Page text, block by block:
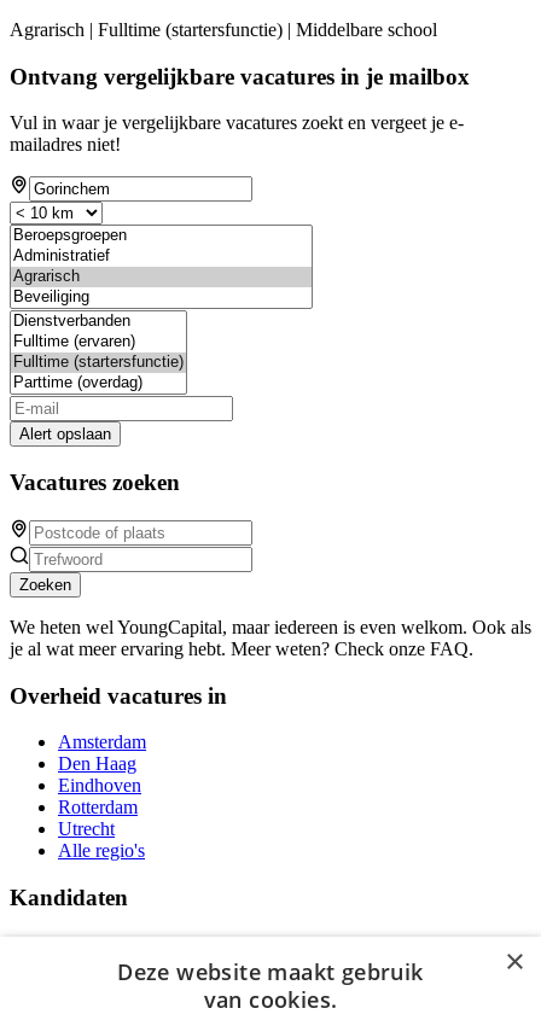
Agrarisch | Fulltime (startersfunctie) | Middelbare school
Ontvang vergelijkbare vacatures in je mailbox
Vul in waar je vergelijkbare vacatures zoekt en vergeet je e-
mailadres niet!
Alert opslaan
Vacatures zoeken
Zoeken
We heten wel YoungCapital, maar iedereen is even welkom. Ook als
je al wat meer ervaring hebt. Meer weten? Check onze FAQ.
Overheid vacatures in
Amsterdam
Den Haag
Eindhoven
Rotterdam
Utrecht
Alle regio's
Kandidaten
Vacatures
Over Vacatures Overheid Online
×
Deze website maakt gebruik
van cookies.